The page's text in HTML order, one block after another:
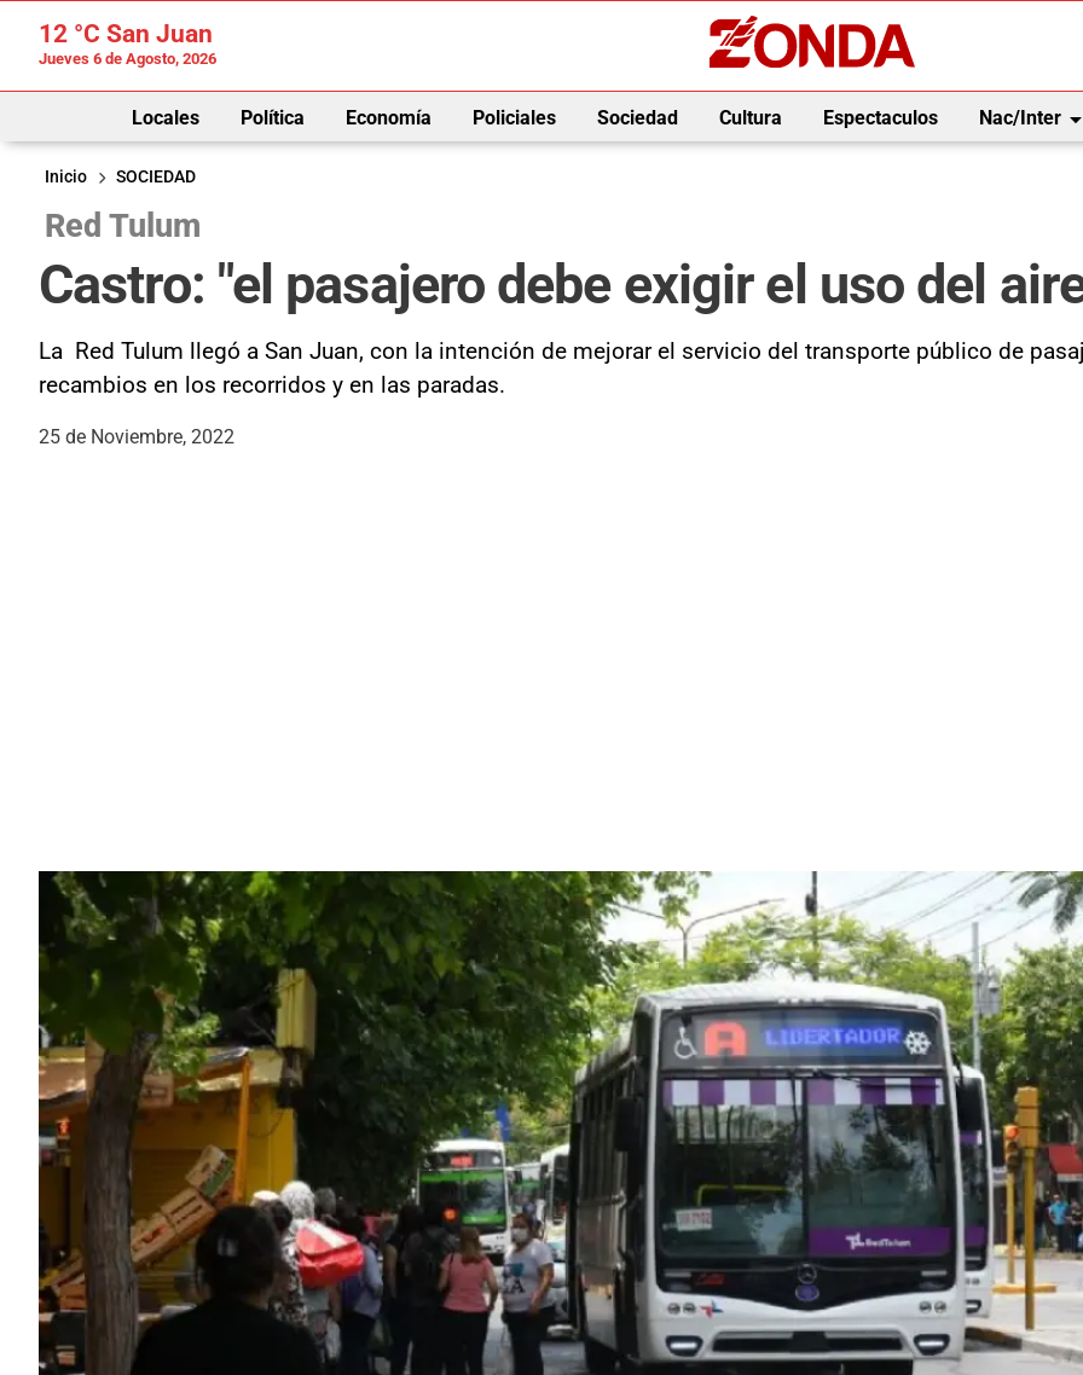
12 °C San Juan
Jueves 6 de Agosto, 2026
Locales Política Economía Policiales Sociedad Cultura Espectaculos Nac/Inter
Inicio SOCIEDAD
Red Tulum
Castro: "el pasajero debe exigir el uso del
La Red Tulum llegó a San Juan, con la intención de mejorar el servicio del transporte público de
recambios en los recorridos y en las paradas.
25 de Noviembre, 2022